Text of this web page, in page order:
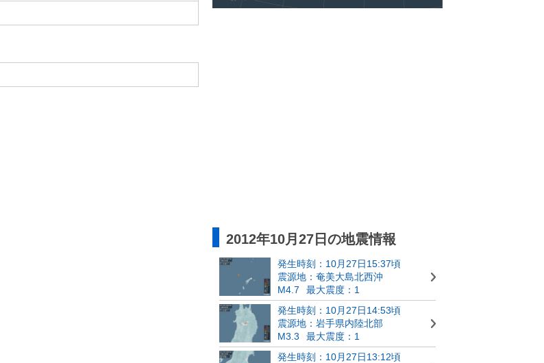
2012年10月27日の地震情報
発生時刻：10月27日15:37頃
震源地：奄美大島北西沖
M4.7
最大震度：1
発生時刻：10月27日14:53頃
震源地：岩手県内陸北部
M3.3
最大震度：1
発生時刻：10月27日13:12頃